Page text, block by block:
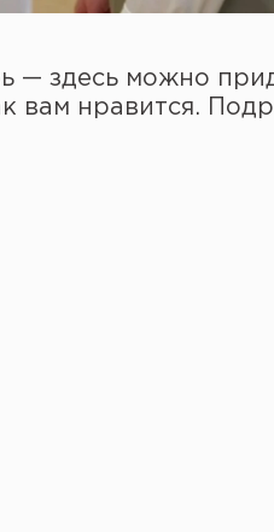
— здесь можно
вам нравится.